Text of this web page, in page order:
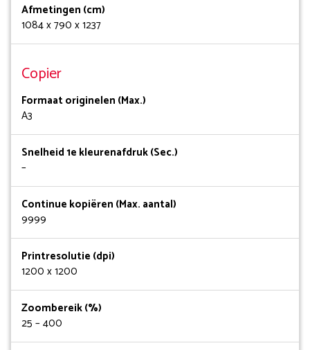
Afmetingen (cm)
1084 x 790 x 1237
Copier
Formaat originelen (Max.)
A3
Snelheid 1e kleurenafdruk (Sec.)
–
Continue kopiëren (Max. aantal)
9999
Printresolutie (dpi)
1200 x 1200
Zoombereik (%)
25 – 400